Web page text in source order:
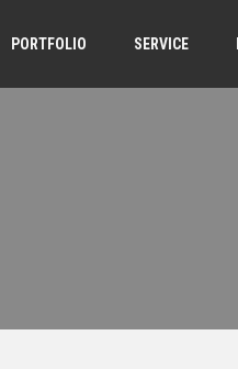
PORTFOLIO SERVICE